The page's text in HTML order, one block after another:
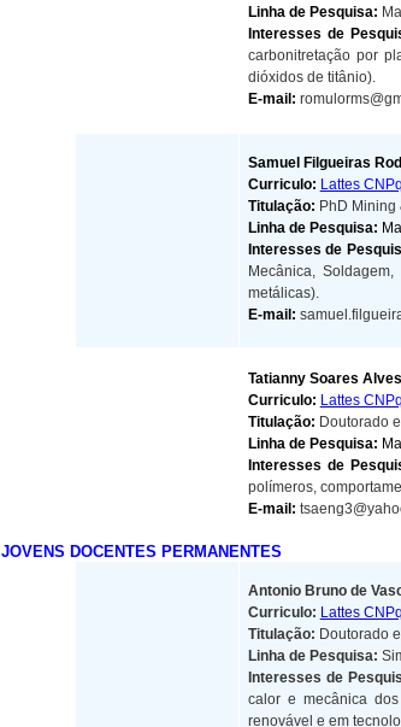
Linha de Pesquisa:
Interesses de
carbonitretação por
dióxidos de titânio).
E-mail:
Samuel Filgueiras
Curriculo: Lattes CNPq
Titulação: PhD
Linha de Pesquisa:
Interesses de
Mecânica,
metálicas).
E-mail:
Tatianny Soares Alves
Curriculo: Lattes CNPq
Titulação: Doutorado
Linha de Pesquisa:
Interesses de
polímeros,
E-mail:
JOVENS DOCENTES PERMANENTES
Antonio Bruno de
Curriculo: Lattes CNPq
Titulação: Doutorado
Linha de Pesquisa:
Interesses de
calor e mecânica
renovável e em